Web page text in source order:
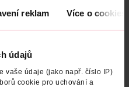
reklam Více o cookies
údajů
vaše údaje (jako např. číslo IP)
cookie pro uchování a